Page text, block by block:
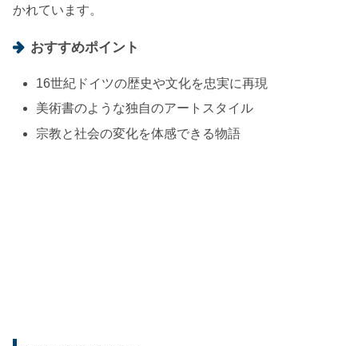
かれています。
おすすめポイント
16世紀ドイツの歴史や文化を忠実に再現
美術書のような独自のアートスタイル
宗教と社会の変化を体感できる物語